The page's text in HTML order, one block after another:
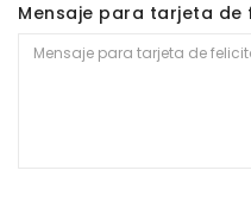
Mensaje para tarjeta